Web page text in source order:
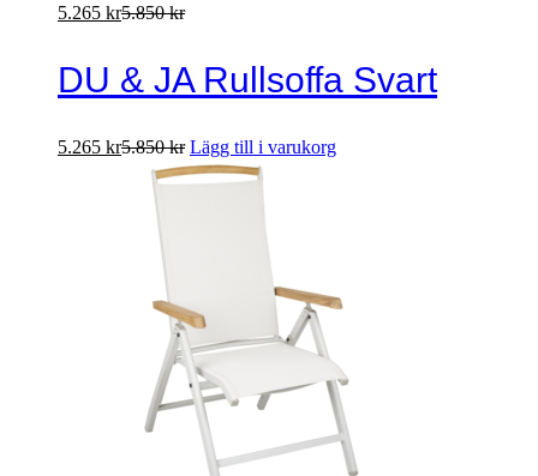
5.265 kr5.850kr
DU & JA Rullsoffa Svart
5.265 kr5.850kr Lägg till i varukorg